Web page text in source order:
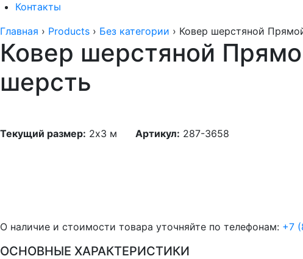
Контакты
Главная › Products › Без категории › Ковер шерстяной
Ковер шерстяной
шерсть
Текущий размер: 2x3 м Артикул: 287-3658
О наличие и стоимости товара уточняйте по телефонам: +7
ОСНОВНЫЕ ХАРАКТЕРИСТИКИ